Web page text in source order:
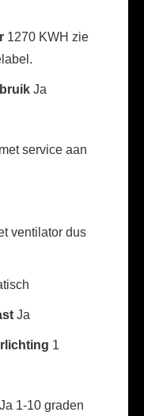
1270 KWH zie
Ja
service aan
ventilator dus
Ja
1
Ja 1-10 graden